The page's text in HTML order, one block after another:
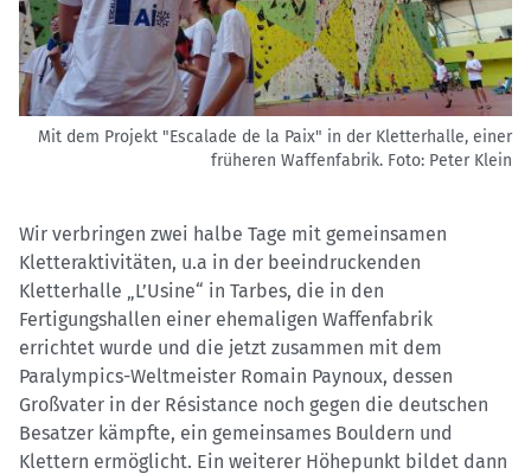
Mit dem Projekt "Escalade de la Paix" in der Kletterhalle, einer
früheren Waffenfabrik. Foto: Peter Klein
Wir verbringen zwei halbe Tage mit gemeinsamen
Kletteraktivitäten, u.a in der beeindruckenden
Kletterhalle „L’Usine“ in Tarbes, die in den
Fertigungshallen einer ehemaligen Waffenfabrik
errichtet wurde und die jetzt zusammen mit dem
Paralympics-Weltmeister Romain Paynoux, dessen
Großvater in der Résistance noch gegen die deutschen
Besatzer kämpfte, ein gemeinsames Bouldern und
Klettern ermöglicht. Ein weiterer Höhepunkt bildet dann